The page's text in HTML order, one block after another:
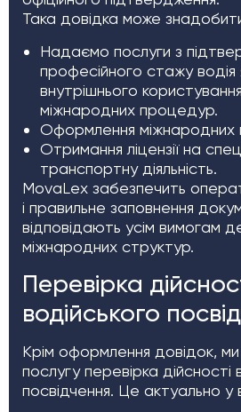
Така довідка може
Надаємо послуги з
професійного стажу водія
внутрішнього
міжнародних процедур.
Оформлення міжнародних
Отримання ліцензії на
транспортну діяльність.
MovaLex забезпечить
і правильне заповнення
відповідають усім вимогам
міжнародних структур.
Перевірка
водійського
Крім оформлення довідок,
послугу перевірка дійсності
посвідчення. Це актуально у